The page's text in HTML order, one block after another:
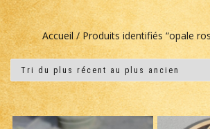
Accueil/ Produits identifiés “opale